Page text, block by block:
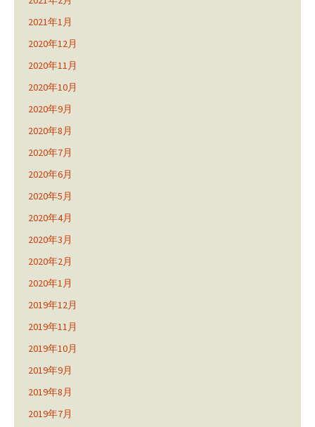
2021年1月
2020年12月
2020年11月
2020年10月
2020年9月
2020年8月
2020年7月
2020年6月
2020年5月
2020年4月
2020年3月
2020年2月
2020年1月
2019年12月
2019年11月
2019年10月
2019年9月
2019年8月
2019年7月